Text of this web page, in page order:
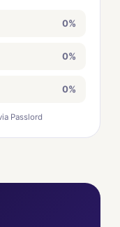
0%
0%
0%
Passlord